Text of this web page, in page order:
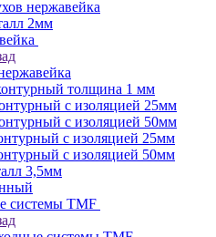
нержавейка
2мм
толщина 1 мм
с изоляцией 25мм
с изоляцией 50мм
с изоляцией 25мм
с изоляцией 50мм
3,5мм
системы TMF